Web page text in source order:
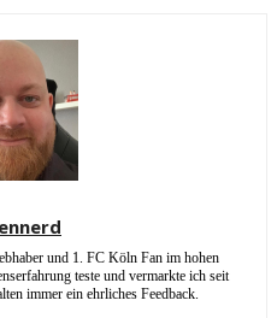
und 1. FC Köln Fan im hohen
teste und vermarkte ich seit
immer ein ehrliches Feedback.